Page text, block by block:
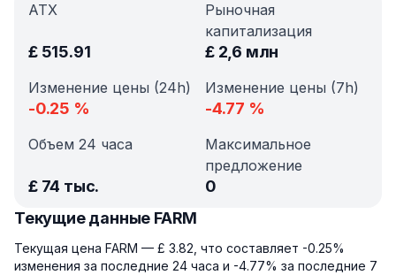
АТХ
£ 515.91
Рыночная
капитализация
£ 2,6 млн
Изменение цены (24h)
-0.25 %
Изменение цены (7h)
-4.77 %
Объем 24 часа
£ 74 тыс.
Максимальное
предложение
0
Текущие данные FARM
Текущая цена FARM — £ 3.82, что составляет -0.25%
изменения за последние 24 часа и -4.77% за последние 7